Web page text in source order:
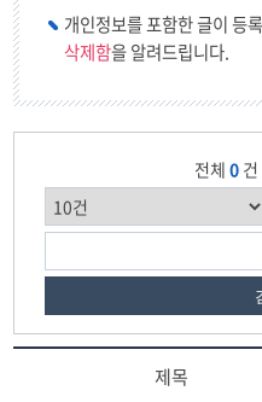
개인정보를 포함한 글이 등
삭제함을 알려드립니다.
전체 0 건
제목